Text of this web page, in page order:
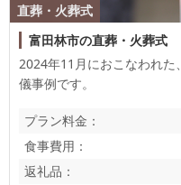
直葬・火葬式
富田林市の直葬・火葬式
2024年11月におこなわれた、
儀事例です。
プラン料金：
食事費用：
返礼品：